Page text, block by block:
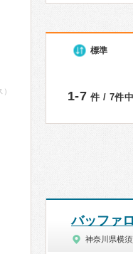
標準
1-7 件 / 7件中
バッファ
神奈川県横